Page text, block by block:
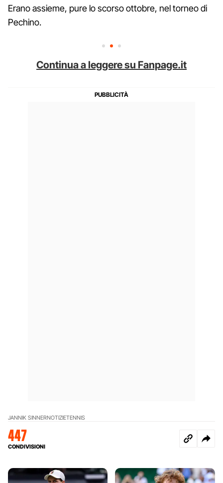
Erano assieme, pure lo scorso ottobre, nel torneo di
Pechino.
Continua a leggere su Fanpage.it
JANNIK SINNERNOTIZIETENNIS
447
CONDIVISIONI